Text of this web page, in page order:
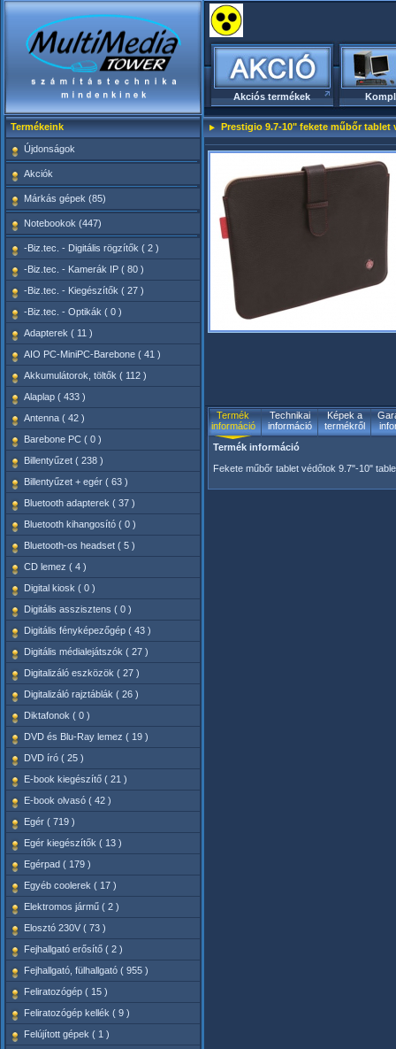
Akciós termékek
Termékeink
Újdonságok
Akciók
Márkás gépek (85)
Notebookok (447)
-Biz.tec. - Digitális rögzítők ( 2 )
-Biz.tec. - Kamerák IP ( 80 )
-Biz.tec. - Kiegészítők ( 27 )
-Biz.tec. - Optikák ( 0 )
Adapterek ( 11 )
AIO PC-MiniPC-Barebone ( 41 )
Akkumulátorok, töltők ( 112 )
Alaplap ( 433 )
Antenna ( 42 )
Barebone PC ( 0 )
Billentyűzet ( 238 )
Billentyűzet + egér ( 63 )
Bluetooth adapterek ( 37 )
Bluetooth kihangosító ( 0 )
Bluetooth-os headset ( 5 )
CD lemez ( 4 )
Digital kiosk ( 0 )
Digitális asszisztens ( 0 )
Digitális fényképezőgép ( 43 )
Digitális médialejátszók ( 27 )
Digitalizáló eszközök ( 27 )
Digitalizáló rajztáblák ( 26 )
Diktafonok ( 0 )
DVD és Blu-Ray lemez ( 19 )
DVD író ( 25 )
E-book kiegészítő ( 21 )
E-book olvasó ( 42 )
Egér ( 719 )
Egér kiegészítők ( 13 )
Egérpad ( 179 )
Egyéb coolerek ( 17 )
Elektromos jármű ( 2 )
Elosztó 230V ( 73 )
Fejhallgató erősítő ( 2 )
Fejhallgató, fülhallgató ( 955 )
Feliratozógép ( 15 )
Feliratozógép kellék ( 9 )
Felújított gépek ( 1 )
Prestigio 9.7-10" fekete műbőr tablet
Termék
információ
Technikai
információ
Képek a
termékről
Termék információ
Fekete műbőr tablet védőtok 9.7"-10"